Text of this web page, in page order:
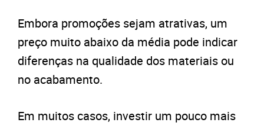
Embora promoções sejam atrativas, um
preço muito abaixo da média pode indicar
diferenças na qualidade dos materiais ou
no acabamento.
Em muitos casos, investir um pouco mais